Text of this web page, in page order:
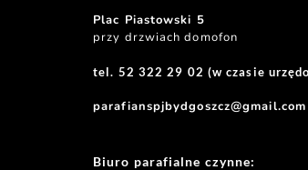
Plac Piastowski 5
przy drzwiach domofon
tel. 52 322 29 02 (w czasie
parafianspjbydgoszcz@gmail.com
Biuro parafialne czynne: